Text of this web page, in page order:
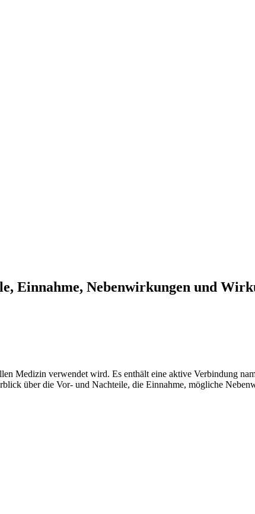
Einnahme, Nebenwirkungen und
Medizin verwendet wird. Es enthält eine aktive Verbindung
über die Vor- und Nachteile, die Einnahme, mögliche